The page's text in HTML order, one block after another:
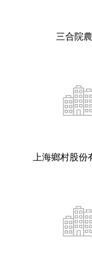
三合院
上海鄉村股份